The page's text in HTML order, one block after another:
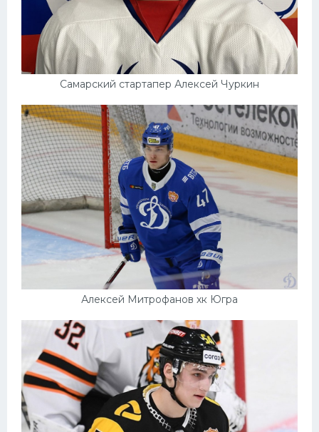
Самарский стартапер Алексей Чуркин
Алексей Митрофанов хк Югра